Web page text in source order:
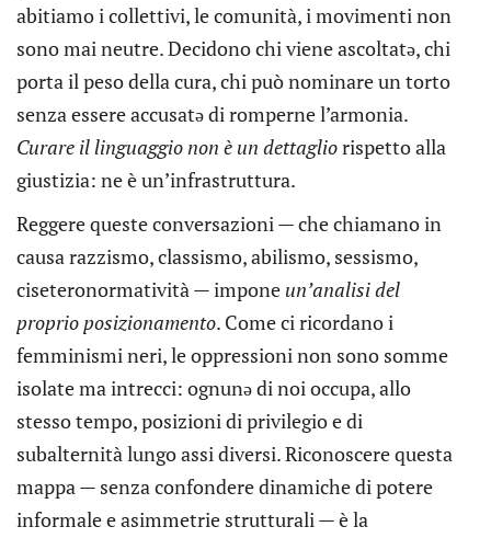
abitiamo i collettivi, le comunità, i movimenti non
sono mai neutre. Decidono chi viene ascoltatə, chi
porta il peso della cura, chi può nominare un torto
senza essere accusatə di romperne l’armonia.
Curare il linguaggio non è un dettagliorispetto alla
giustizia: ne è un’infrastruttura.
Reggere queste conversazioni — che chiamano in
causa razzismo, classismo, abilismo, sessismo,
ciseteronormatività — impone un’analisi del
proprio posizionamento. Come ci ricordano i
femminismi neri, le oppressioni non sono somme
isolate ma intrecci: ognunə di noi occupa, allo
stesso tempo, posizioni di privilegio e di
subalternità lungo assi diversi. Riconoscere questa
mappa — senza confondere dinamiche di potere
informale e asimmetrie strutturali — è la